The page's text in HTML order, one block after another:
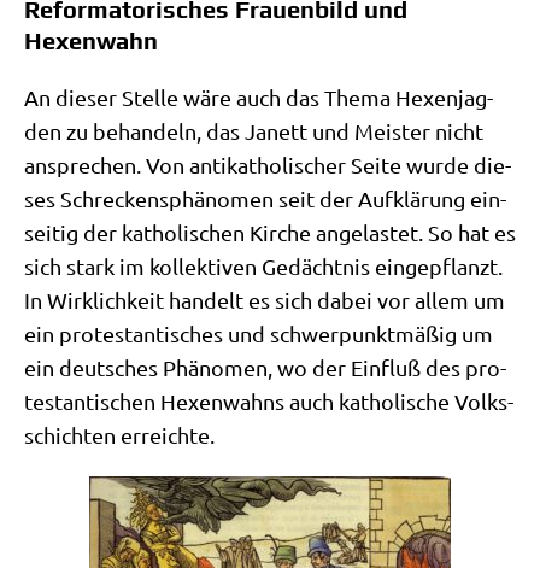
Reformatorisches Frauenbild und
Hexenwahn
An die­ser Stel­le wäre auch das The­ma Hexen­jag­
den zu behan­deln, das Janett und Mei­ster nicht
anspre­chen. Von anti­ka­tho­li­scher Sei­te wur­de die­
ses Schreckens­phä­no­men seit der Auf­klä­rung ein­
sei­tig der katho­li­schen Kir­che ange­la­stet. So hat es
sich stark im kol­lek­ti­ven Gedächt­nis ein­ge­pflanzt.
In Wirk­lich­keit han­delt es sich dabei vor allem um
ein pro­te­stan­ti­sches und schwer­punkt­mä­ßig um
ein deut­sches Phä­no­men, wo der Ein­fluß des pro­
te­stan­ti­schen Hexen­wahns auch katho­li­sche Volks­
schich­ten erreichte.